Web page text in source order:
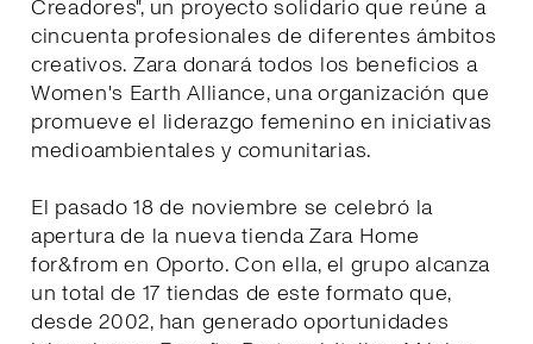
Creadores", un proyecto solidario que reúne a
cincuenta profesionales de diferentes ámbitos
creativos. Zara donará todos los beneficios a
Women's Earth Alliance, una organización que
promueve el liderazgo femenino en iniciativas
medioambientales y comunitarias.
El pasado 18 de noviembre se celebró la
apertura de la nueva tienda Zara Home
for&from en Oporto. Con ella, el grupo alcanza
un total de 17 tiendas de este formato que,
desde 2002, han generado oportunidades